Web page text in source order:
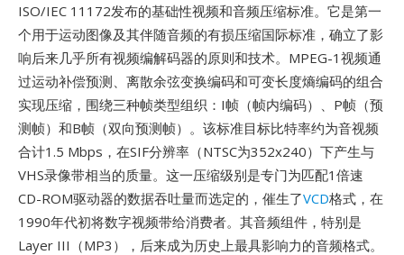
ISO/IEC 11172发布的基础性视频和音频压缩标准。它是第一
个用于运动图像及其伴随音频的有损压缩国际标准，确立了影
响后来几乎所有视频编解码器的原则和技术。MPEG-1视频通
过运动补偿预测、离散余弦变换编码和可变长度熵编码的组合
实现压缩，围绕三种帧类型组织：I帧（帧内编码）、P帧（预
测帧）和B帧（双向预测帧）。该标准目标比特率约为音视频
合计1.5 Mbps，在SIF分辨率（NTSC为352x240）下产生与
VHS录像带相当的质量。这一压缩级别是专门为匹配1倍速
CD-ROM驱动器的数据吞吐量而选定的，催生了VCD格式，在
1990年代初将数字视频带给消费者。其音频组件，特别是
Layer III（MP3），后来成为历史上最具影响力的音频格式。